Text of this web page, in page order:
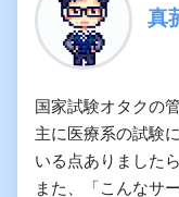
肝
脾
真
国家試験オタクの
主に医療系の試験
いる点ありました
また、「こんなサ